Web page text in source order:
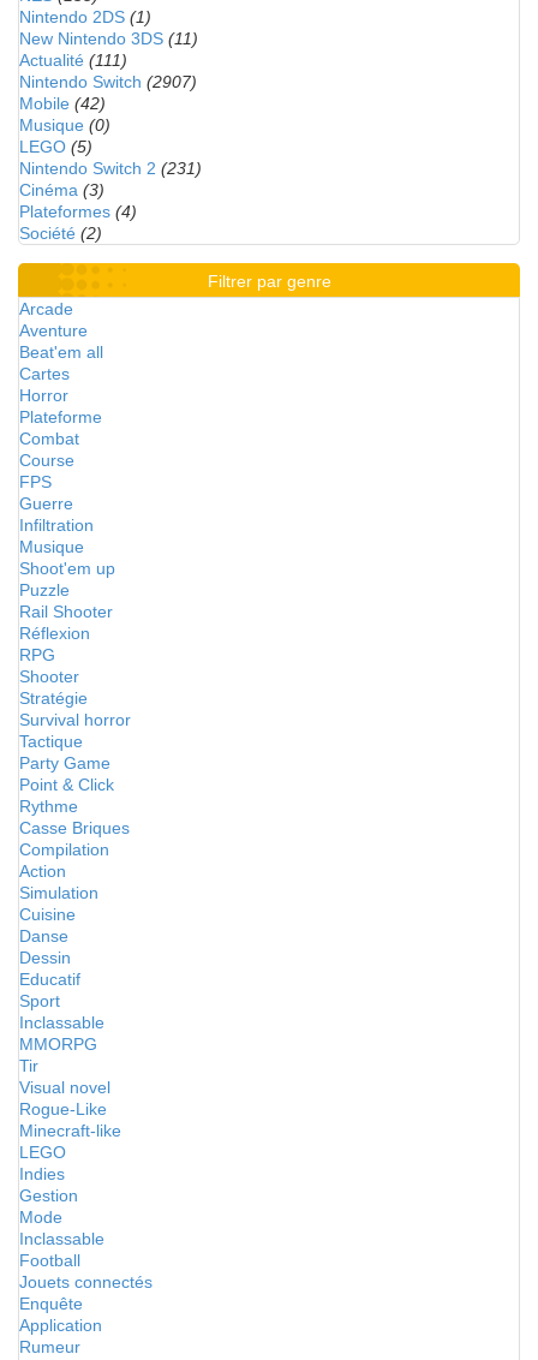
Nintendo 2DS (1)
New Nintendo 3DS (11)
Actualité (111)
Nintendo Switch (2907)
Mobile (42)
Musique (0)
LEGO (5)
Nintendo Switch 2 (231)
Cinéma (3)
Plateformes (4)
Société (2)
Filtrer par genre
Arcade
Aventure
Beat'em all
Cartes
Horror
Plateforme
Combat
Course
FPS
Guerre
Infiltration
Musique
Shoot'em up
Puzzle
Rail Shooter
Réflexion
RPG
Shooter
Stratégie
Survival horror
Tactique
Party Game
Point & Click
Rythme
Casse Briques
Compilation
Action
Simulation
Cuisine
Danse
Dessin
Educatif
Sport
Inclassable
MMORPG
Tir
Visual novel
Rogue-Like
Minecraft-like
LEGO
Indies
Gestion
Mode
Inclassable
Football
Jouets connectés
Enquête
Application
Rumeur